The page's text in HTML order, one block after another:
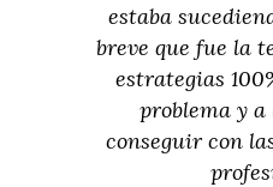
estaba
breve que fue la
estrategias
problema y
conseguir con